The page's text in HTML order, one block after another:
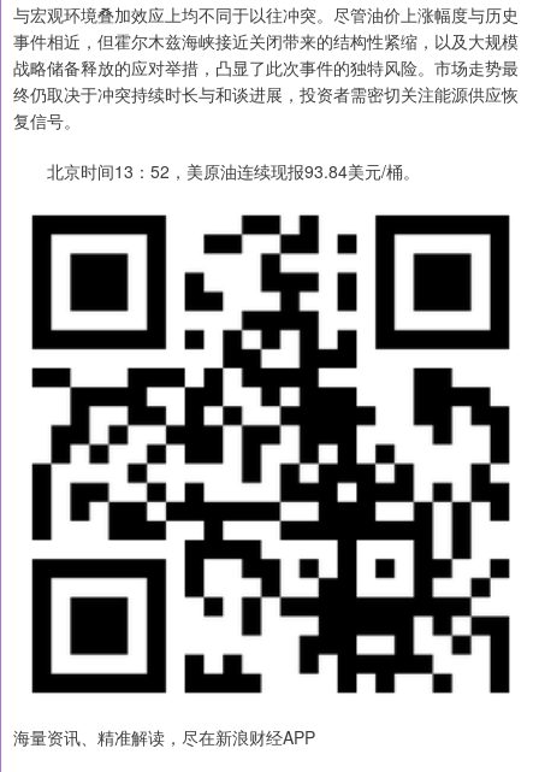
与宏观环境叠加效应上均不同于以往冲突。尽管油价上涨幅度与历史
事件相近，但霍尔木兹海峡接近关闭带来的结构性紧缩，以及大规模
战略储备释放的应对举措，凸显了此次事件的独特风险。市场走势最
终仍取决于冲突持续时长与和谈进展，投资者需密切关注能源供应恢
复信号。
北京时间13：52，美原油连续现报93.84美元/桶。
海量资讯、精准解读，尽在新浪财经APP